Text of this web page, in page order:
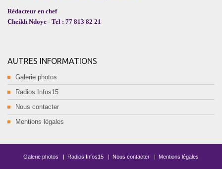
Rédacteur en chef
Cheikh Ndoye - Tel : 77 813 82 21
AUTRES INFORMATIONS
Galerie photos
Radios Infos15
Nous contacter
Mentions légales
Galerie photos | Radios Infos15 | Nous contacter | Mentions légales